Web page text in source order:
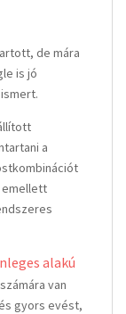
de mára
is jó
a
alakú
van
gyors evést,